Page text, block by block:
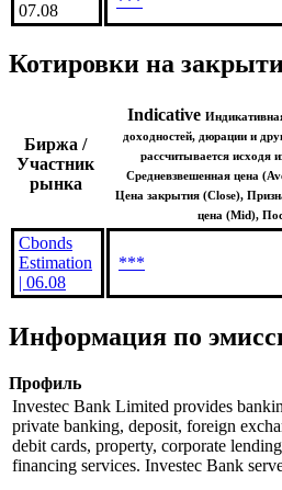
07.08
Котировки на
Биржа /
Участник
рынка
Indicative
доходностей, дюрации и
рассчитывается исходя
Средневзвешенная цена
Цена закрытия (Close),
цена (Mid),
Cbonds
Estimation
| 06.08
***
Информация по
Профиль
Investec Bank Limited provides
private banking, deposit, foreign
debit cards, property, corporate
financing services. Investec Bank